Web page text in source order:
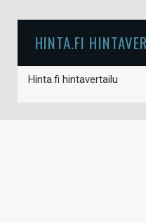
HINTA.FI
Hinta.fi hintavertailu